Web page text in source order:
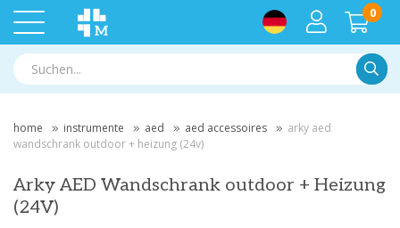
0
home instrumente aed aed accessoires
arky aed
wandschrank outdoor + heizung (24v)
Arky AED Wandschrank outdoor + Heizung
(24V)